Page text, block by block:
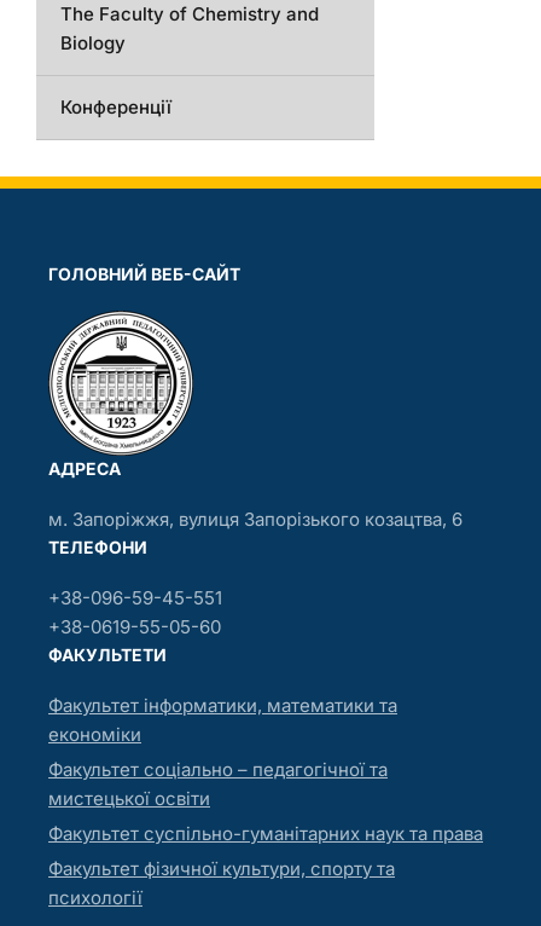
The Faculty of Chemistry and
Biology
Конференції
ГОЛОВНИЙ ВЕБ-САЙТ
АДРЕСА
м. Запоріжжя, вулиця Запорізького козацтва, 6
ТЕЛЕФОНИ
+38-096-59-45-551
+38-0619-55-05-60
ФАКУЛЬТЕТИ
Факультет інформатики, математики та
економіки
Факультет соціально – педагогічної та
мистецької освіти
Факультет суспільно-гуманітарних наук та права
Факультет фізичної культури, спорту та
психології